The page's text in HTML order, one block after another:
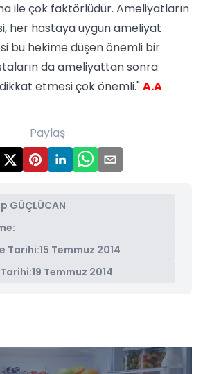
ile çok faktörlüdür. Ameliyatların
her hastaya uygun ameliyat
bu hekime düşen önemli bir
da ameliyattan sonra
etmesi çok önemli."A.A
Paylaş
GÜÇLÜCAN
Tarihi:15 Temmuz 2014
19 Temmuz 2014